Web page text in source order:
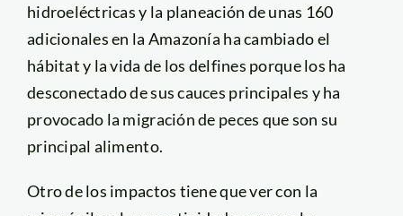
hidroeléctricas y la planeación de unas 160
adicionales en la Amazonía ha cambiado el
hábitat y la vida de los delfines porque los ha
desconectado de sus cauces principales y ha
provocado la migración de peces que son su
principal alimento.
Otro de los impactos tiene que ver con la